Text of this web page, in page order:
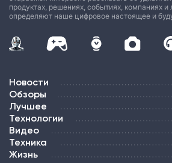
продуктах, решениях, событиях, компаниях
определяют наше цифровое настоящее и
Новости
Обзоры
Лучшее
Технологии
Видео
Техника
Жизнь